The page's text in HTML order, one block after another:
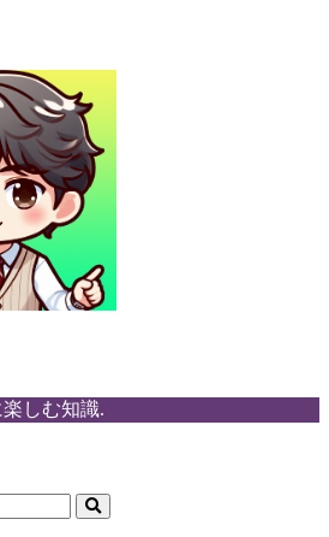
しむ知識.